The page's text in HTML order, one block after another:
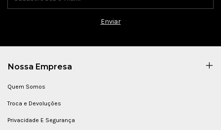
Nossa Empresa
Quem Somos
Troca e Devoluções
Privacidade E Segurança